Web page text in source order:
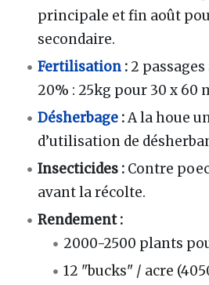
principale et fin août
secondaire.
Fertilisation : 2
20% : 25kg pour 30 x 60
Désherbage :A la houe
d’utilisation de
Insecticides : Contre
avant la récolte.
Rendement :
2000-2500 plants
12 "bucks" / acre